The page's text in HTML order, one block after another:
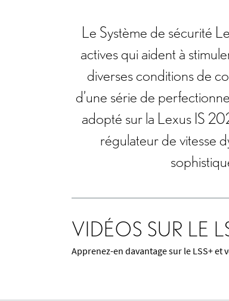
Le Système de sécurité
actives qui aident à
diverses conditions de
d’une série de
adopté sur la Lexus IS
régulateur de vitesse
VIDÉOS SUR LE
Apprenez-en davantage sur le LSS+